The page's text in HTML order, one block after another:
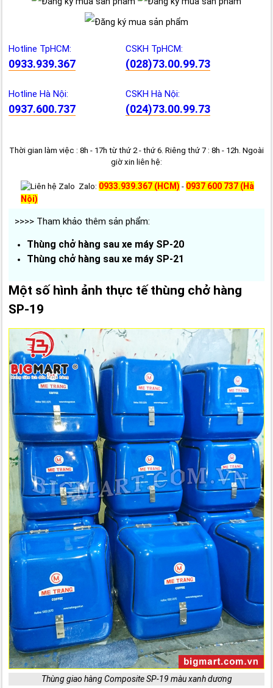
Hotline TpHCM:
0933.939.367
CSKH TpHCM:
(028)73.00.99.73
Hotline Hà Nội:
0937.600.737
CSKH Hà Nội:
(024)73.00.99.73
Thời gian làm việc : 8h - 17h từ thứ 2 - thứ 6. Riêng thứ 7 : 8h - 12h. Ngoài
giờ xin liên hệ:
Zalo: 0933.939.367 (HCM) - 0937 600 737 (Hà
Nội)
>>>> Tham khảo thêm sản phẩm:
Thùng chở hàng sau xe máy SP-20
Thùng chở hàng sau xe máy SP-21
Một số hình ảnh thực tế thùng chở hàng
SP-19
Thùng giao hàng Composite SP-19 màu xanh dương